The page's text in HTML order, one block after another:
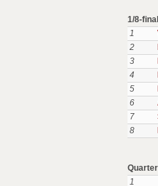
1/8-
1
2
3
4
5
6
7
8
1